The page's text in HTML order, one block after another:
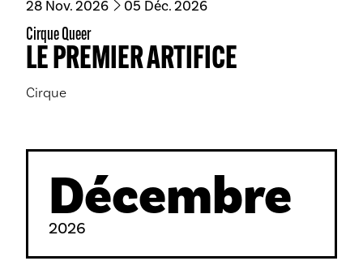
Cirque Queer
LE PREMIER ARTIFICE
Cirque
du
28 novembre
Nov. 2026 au
05 décembre
Déc. 2026
Décembre
2026